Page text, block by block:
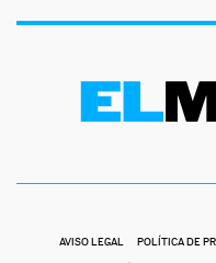
AVISO LEGAL POLÍTICA DE